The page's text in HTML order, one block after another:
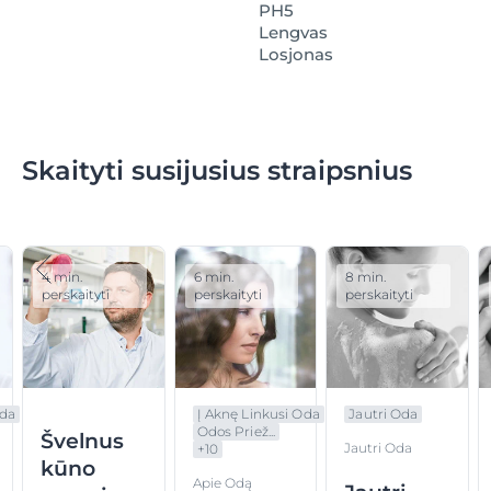
PH5
Lengvas
Losjonas
Skaityti susijusius straipsnius
Švelnus
kūno
4 min.
perskaityti
Į Aknę Linkusi Oda
Odos Priež...
+10
Apie Odą
6 min.
perskaityti
Jautri Oda
Jautri Oda
8 min.
perskaityti